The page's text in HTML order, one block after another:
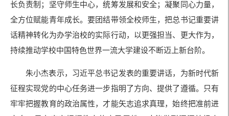
长负责制；坚守师生中心，统筹发展和安全；凝聚同心力量，
全方位赋能青年成长。要团结带领全校师生，把总书记重要讲
话精神转化为办学治校的实际行动，以更强担当、更大作为，
持续推动学校中国特色世界一流大学建设不断迈上新台阶。
朱小杰表示，习近平总书记发表的重要讲话，为新时代新
征程实现党的中心任务进一步指明了方向、提供了遵循。只有
牢牢把握教育的政治属性，才能矢志追求真理，始终把准前进